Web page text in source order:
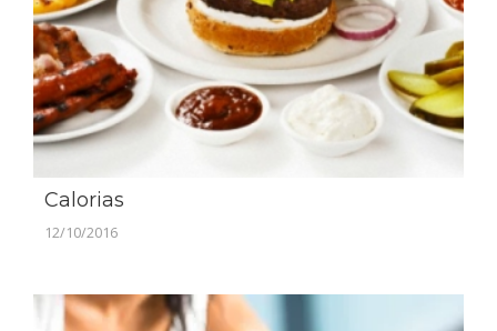
Calorias
12/10/2016